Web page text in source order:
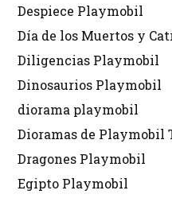
Despiece Playmobil
Día de los Muertos y
Diligencias Playmobil
Dinosaurios Playmobil
diorama playmobil
Dioramas de Playmobil
Dragones Playmobil
Egipto Playmobil